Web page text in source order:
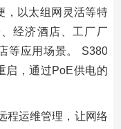
，以太组网灵活等特
经济酒店、工厂厂
等应用场景。 S380
启，通过PoE供电的
程运维管理，让网络